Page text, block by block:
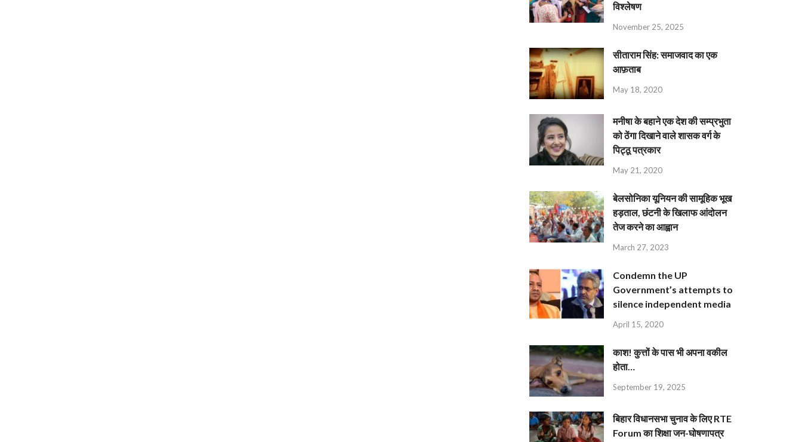
विश्लेषण
November 25, 2025
सीताराम सिंह: समाजवाद का एक
आफ़ताब
May 18, 2020
मनीषा के बहाने एक देश की सम्प्रभुता
को ठेंगा दिखाने वाले शासक वर्ग के
पिट्ठू पत्रकार
May 21, 2020
बेलसोनिका यूनियन की सामूहिक भूख
हड़ताल, छंटनी के खिलाफ आंदोलन
तेज करने का आह्वान
March 27, 2023
Condemn the UP
Government’s attempts to
silence independent media
April 15, 2020
काश! कुत्तों के पास भी अपना वकील
होता…
September 19, 2025
बिहार विधानसभा चुनाव के लिए RTE
Forum का शिक्षा जन-घोषणापत्र